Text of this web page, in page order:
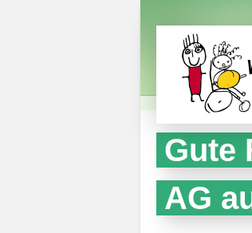
Gute
AG